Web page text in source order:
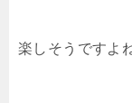
楽しそうですよ